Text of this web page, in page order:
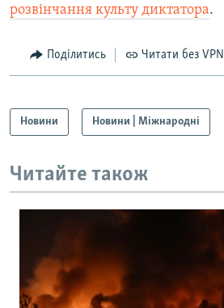
розвінчання культу диктатора.
Поділитись Читати без VPN
Новини Новини | Міжнародні
Читайте також